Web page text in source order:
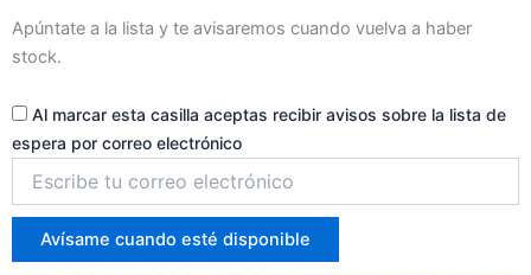
Apúntate a la lista y te avisaremos cuando vuelva a haber
stock.
Al marcar esta casilla aceptas recibir avisos sobre la lista de
espera por correo electrónico
correo
para
unirte
Avísame cuando esté disponible